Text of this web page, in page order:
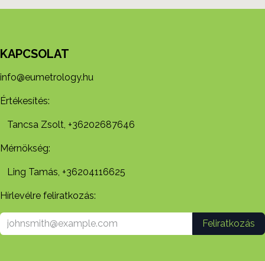
KAPCSOLAT
info@eumetrology.hu
Értékesítés:
Tancsa Zsolt, +36202687646
Mérnökség:
Ling Tamás, +36204116625
Hírlevélre feliratkozás:
Feliratkozás